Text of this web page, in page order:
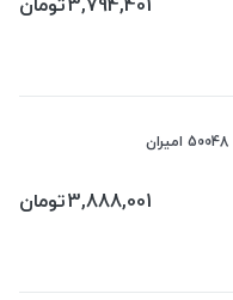
3,888,001تومان